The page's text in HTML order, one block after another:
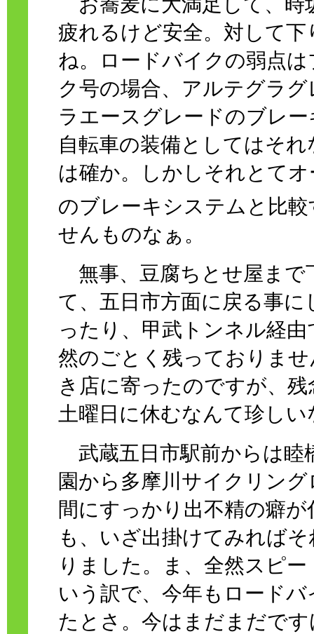
お蕎麦に大満足して、時
疲れるけど安全。対して
ね。ロードバイクの弱点
ク号の場合、アルテグラ
ラエースグレードのブレ
自転車の装備としてはそ
は確か。しかしそれとて
のブレーキシステムと比
せんものなぁ。
無事、豆腐ちとせ屋まで
て、五日市方面に戻る事
ったり、甲武トンネル経
然のごとく残っておりま
き店に寄ったのですが、
土曜日に休むなんて珍しい
武蔵五日市駅前からは睦
園から多摩川サイクリン
間にすっかり出不精の癖
も、いざ出掛けてみれば
りました。ま、全然スピ
いう訳で、今年もロード
たとさ。今はまだまだで